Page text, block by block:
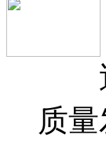
近
质